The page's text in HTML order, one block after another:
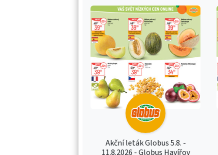
Akční leták Globus 5.8. -
11.8.2026 - Globus Havířov